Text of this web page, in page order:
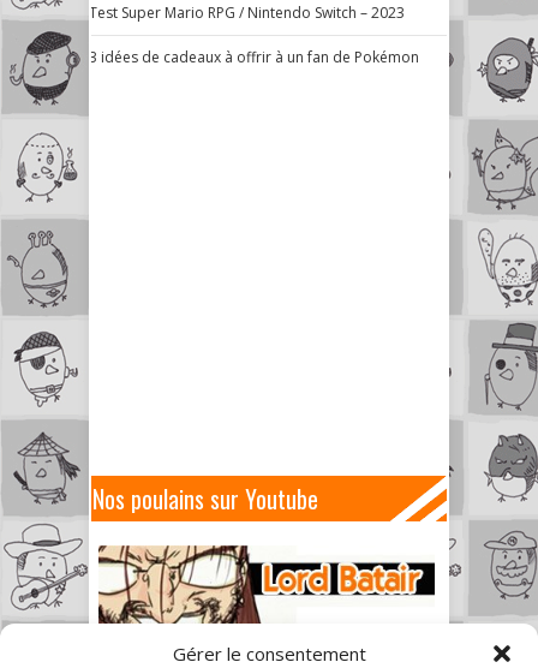
Gérer le consentement
Test Super Mario RPG / Nintendo Switch – 2023
3 idées de cadeaux à offrir à un fan de Pokémon
Nos poulains sur Youtube